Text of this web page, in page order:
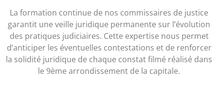
La formation continue de nos commissaires de justice
garantit une veille juridique permanente sur l’évolution
des pratiques judiciaires. Cette expertise nous permet
d’anticiper les éventuelles contestations et de renforcer
la solidité juridique de chaque constat filmé réalisé dans
le 9ème arrondissement de la capitale.